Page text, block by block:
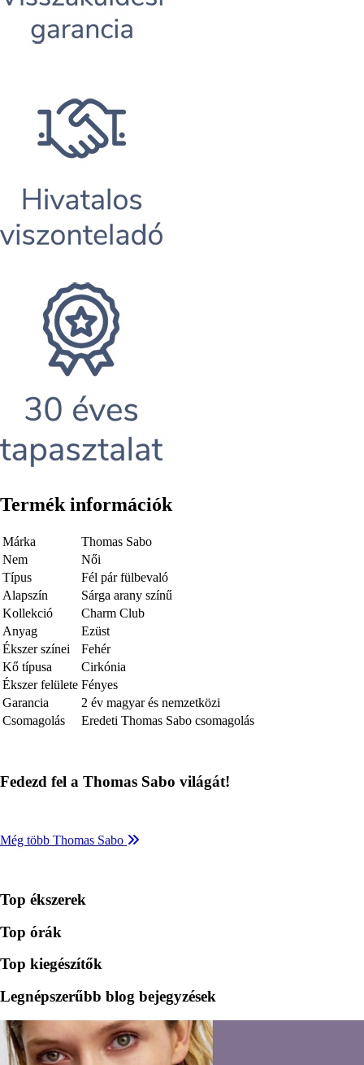
Termék információk
Márka
Thomas Sabo
Nem
Női
Típus
Fél pár fülbevaló
Alapszín
Sárga arany színű
Kollekció
Charm Club
Anyag
Ezüst
Ékszer színei
Fehér
Kő típusa
Cirkónia
Ékszer felülete Fényes
Garancia
2 év magyar és nemzetközi
Csomagolás
Eredeti Thomas Sabo csomagolás
Fedezd fel a Thomas Sabo világát!
Még több Thomas Sabo
Top ékszerek
Top órák
Top kiegészítők
Legnépszerűbb blog bejegyzések